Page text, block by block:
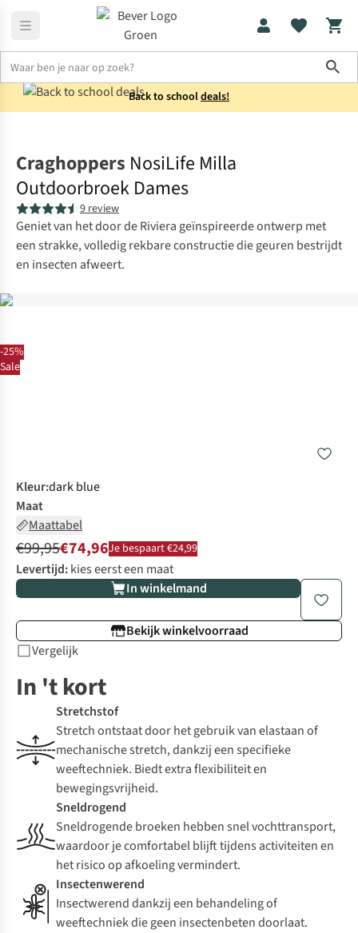
Back to schooldeals!
-25%
Sale
Craghoppers NosiLife Milla
Outdoorbroek Dames
9 review
Geniet van het door de Riviera geïnspireerde ontwerp met
een strakke, volledig rekbare constructie die geuren bestrijdt
en insecten afweert.
Kleur:dark blue
Maat
Maattabel
€99,95€74,96Je bespaart €24,99
Levertijd:kies eerst een maat
In winkelmand
Bekijk winkelvoorraad
Vergelijk
In 't kort
Stretchstof
Stretch ontstaat door het gebruik van elastaan of
mechanische stretch, dankzij een specifieke
weeftechniek. Biedt extra flexibiliteit en
bewegingsvrijheid.
Sneldrogend
Sneldrogende broeken hebben snel vochttransport,
waardoor je comfortabel blijft tijdens activiteiten en
het risico op afkoeling vermindert.
Insectenwerend
Insectwerend dankzij een behandeling of
weeftechniek die geen insectenbeten doorlaat.